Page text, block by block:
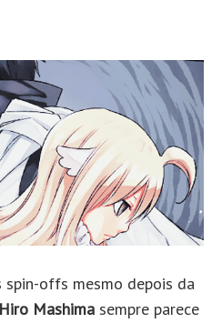
spin-offs mesmo depois da
Hiro Mashima sempre parece